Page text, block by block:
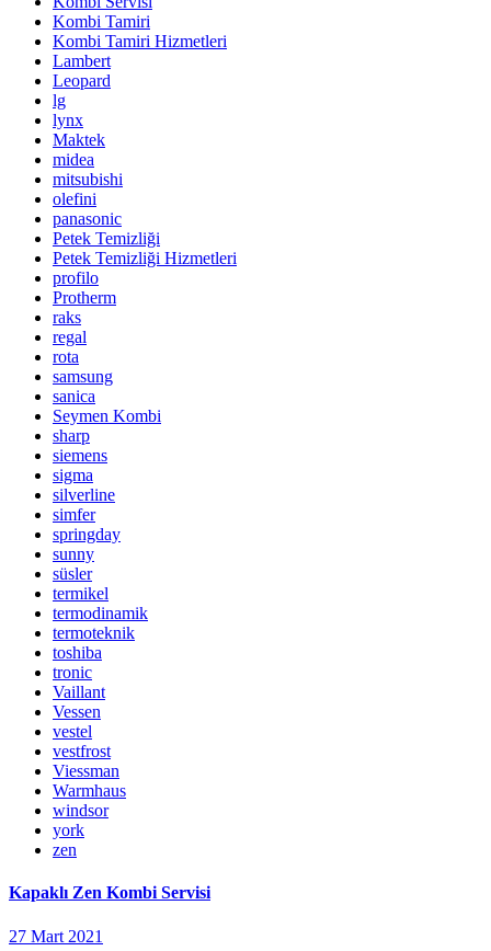
Kombi Tamiri
Kombi Tamiri Hizmetleri
Lambert
Leopard
lg
lynx
Maktek
midea
mitsubishi
olefini
panasonic
Petek Temizliği
Petek Temizliği Hizmetleri
profilo
Protherm
raks
regal
rota
samsung
sanica
Seymen Kombi
sharp
siemens
sigma
silverline
simfer
springday
sunny
süsler
termikel
termodinamik
termoteknik
toshiba
tronic
Vaillant
Vessen
vestel
vestfrost
Viessman
Warmhaus
windsor
york
zen
Kapaklı Zen Kombi Servisi
27 Mart 2021